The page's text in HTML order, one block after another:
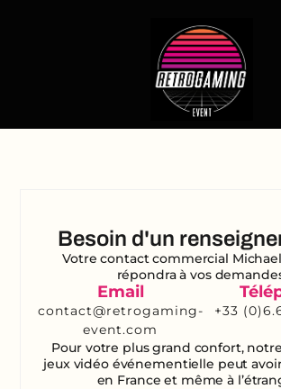
Besoin d'un
Votre contact commercial
répondra à vos
Email
contact@retrogaming-
event.com
+33
Pour votre plus grand confort,
jeux vidéo événementielle peut
en France et mêmeà